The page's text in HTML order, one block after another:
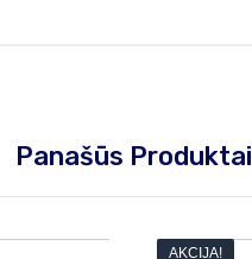
Panašūs Produktai
AKCIJA!